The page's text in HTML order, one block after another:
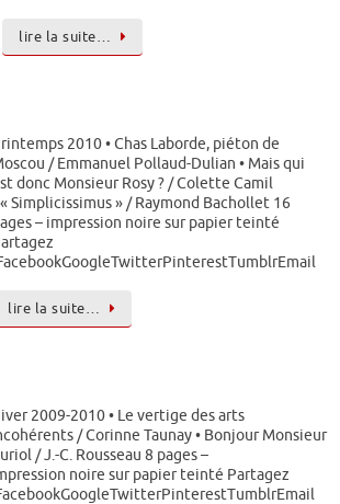
lire la suite…
2010 • Chas Laborde, piéton de
/ Emmanuel Pollaud-Dulian • Mais qui
donc Monsieur Rosy ? / Colette Camil
« Simplicissimus » / Raymond Bachollet 16
– impression noire sur papier teinté
lire la suite…
2009-2010 • Le vertige des arts
/ Corinne Taunay • Bonjour Monsieur
/ J.-C. Rousseau 8 pages –
noire sur papier teinté Partagez